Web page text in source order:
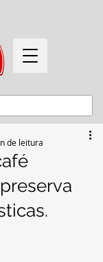
de leitura